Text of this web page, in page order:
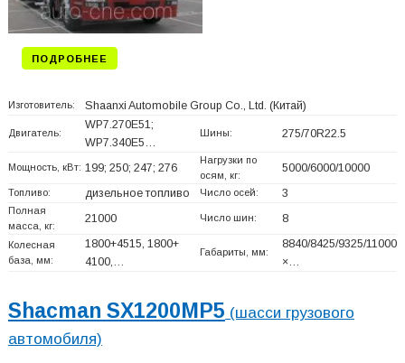
ПОДРОБНЕЕ
Изготовитель: Shaanxi Automobile Group Co., Ltd. (Китай)
Двигатель:
WP7.270E51;
WP7.340E5…
Шины: 275/70R22.5
Мощность, кВт: 199; 250; 247; 276
Нагрузки по
осям, кг:
5000/6000/10000
Топливо: дизельное топливо Число осей: 3
Полная
масса, кг:
21000 Число шин: 8
Колесная
база, мм:
1800+4515, 1800+
4100,…
Габариты, мм:
8840/8425/9325/11000
×…
Shacman SX1200MP5 (шасси грузового
автомобиля)